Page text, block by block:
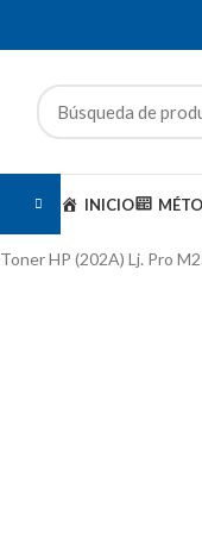
INICIO
Toner HP (202A) Lj. Pro